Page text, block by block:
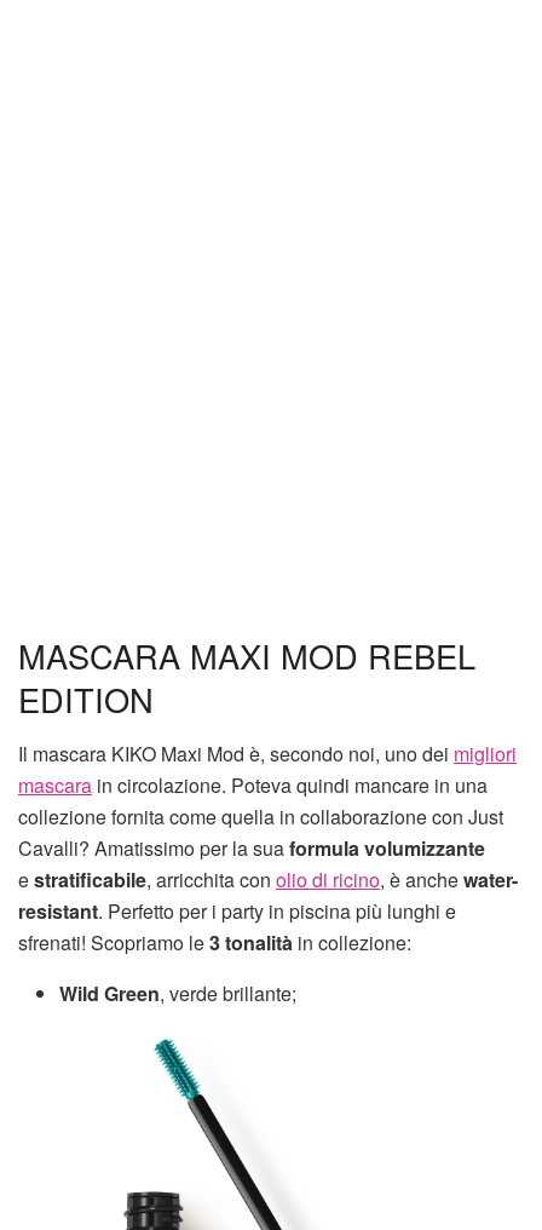
MASCARA MAXI MOD REBEL
EDITION
Il mascara KIKO Maxi Mod è, secondo noi, uno dei migliori
mascara in circolazione. Poteva quindi mancare in una
collezione fornita come quella in collaborazione con Just
Cavalli? Amatissimo per la suaformula volumizzante
estratificabile, arricchita con olio di ricino, è anchewater-
resistant. Perfetto per i party in piscina più lunghi e
sfrenati! Scopriamo le3 tonalità in collezione:
Wild Green, verde brillante;